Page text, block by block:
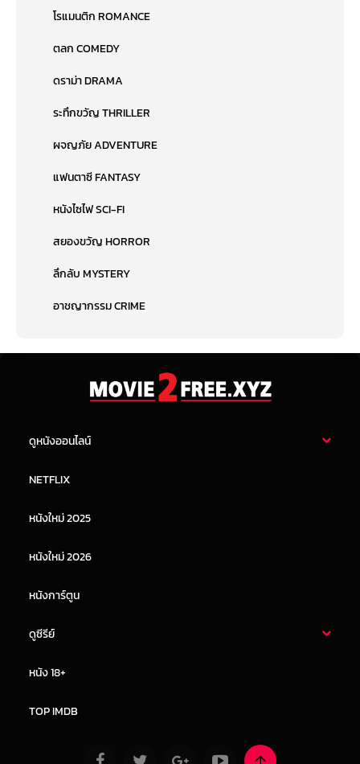
โรแมนติก ROMANCE
ตลก COMEDY
ดราม่า DRAMA
ระทึกขวัญ THRILLER
ผจญภัย ADVENTURE
แฟนตาซี FANTASY
หนังไซไฟ SCI-FI
สยองขวัญ HORROR
ลึกลับ MYSTERY
อาชญากรรม CRIME
ดูหนังออนไลน์
หนังจีน
NETFLIX
หนังใหม่ 2025
หนังใหม่ 2026
หนังการ์ตูน
ดูซีรีย์
หนัง 18+
TOP IMDB